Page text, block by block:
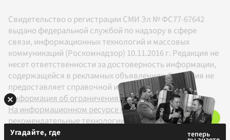
Свидетельство о регистрации СМИ Эл № ФС77-67642
выдано федеральной службой по надзору в сфере
связи, информационных технологий и массовых
коммуникаций (Роскомнадзор) 10.11.2016 г. Редакция не
несет ответственности за достоверность информации,
содержащейся в рекламных объявлениях. Редакция не
предоставляет справочной информации.
Информация об ограничениях
На информационном ресурсе применяются
рекомендательные технологии в соответствии с
Правилами
Угадайте, где